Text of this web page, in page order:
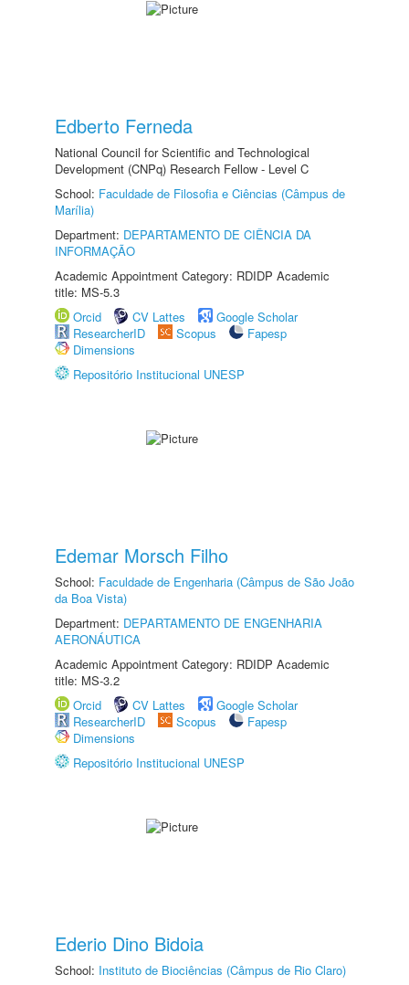
Edberto Ferneda
National Council for Scientific and Technological
Development (CNPq) Research Fellow - Level C
School: Faculdade de Filosofia e Ciências (Câmpus de
Marília)
Department: DEPARTAMENTO DE CIÊNCIA DA
INFORMAÇÃO
Academic Appointment Category: RDIDP Academic
title: MS-5.3
Orcid
CV Lattes
Google Scholar
ResearcherID
Scopus
Fapesp
Dimensions
Repositório Institucional UNESP
Edemar Morsch Filho
School: Faculdade de Engenharia (Câmpus de São João
da Boa Vista)
Department: DEPARTAMENTO DE ENGENHARIA
AERONÁUTICA
Academic Appointment Category: RDIDP Academic
title: MS-3.2
Orcid
CV Lattes
Google Scholar
ResearcherID
Scopus
Fapesp
Dimensions
Repositório Institucional UNESP
Ederio Dino Bidoia
School: Instituto de Biociências (Câmpus de Rio Claro)